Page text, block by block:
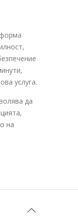
услуга.
да
на